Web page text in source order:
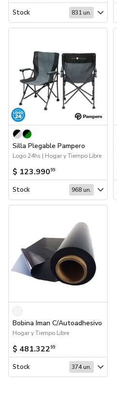
Stock 831 un.
Silla Plegable Pampero
Logo 24hs | Hogar y Tiempo Libre
$ 123.99099
Stock 968 un.
Bobina Iman C/Autoadhesivo
Hogar y Tiempo Libre
$ 481.32299
Stock 374 un.